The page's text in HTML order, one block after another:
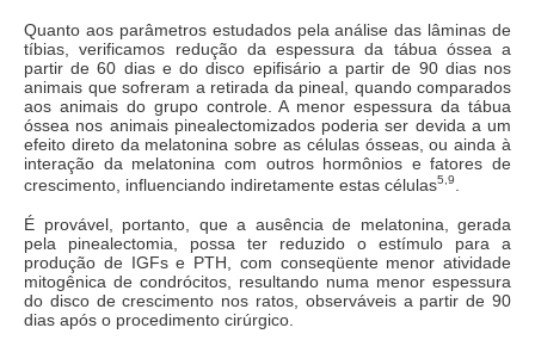
Quanto aos parâmetros estudados pela análise das lâminas de
tíbias, verificamos redução da espessura da tábua óssea a
partir de 60 dias e do disco epifisário a partir de 90 dias nos
animais que sofreram a retirada da pineal, quando comparados
aos animais do grupo controle. A menor espessura da tábua
óssea nos animais pinealectomizados poderia ser devida a um
efeito direto da melatonina sobre as células ósseas, ou ainda à
interação da melatonina com outros hormônios e fatores de
crescimento, influenciando indiretamente estas células5,9
É provável, portanto, que a ausência de melatonina, gerada
pela pinealectomia, possa ter reduzido o estímulo para a
produção de IGFs e PTH, com conseqüente menor atividade
mitogênica de condrócitos, resultando numa menor espessura
do disco de crescimento nos ratos, observáveis a partir de 90
dias após o procedimento cirúrgico.